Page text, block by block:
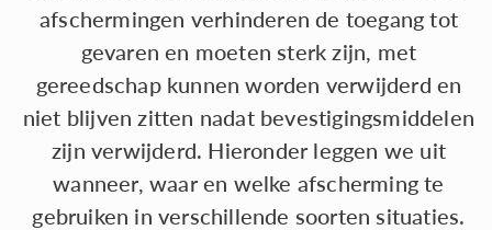
afschermingen verhinderen de toegang tot
gevaren en moeten sterk zijn, met
gereedschap kunnen worden verwijderd en
niet blijven zitten nadat bevestigingsmiddelen
zijn verwijderd. Hieronder leggen we uit
wanneer, waar en welke afscherming te
gebruiken in verschillende soorten situaties.